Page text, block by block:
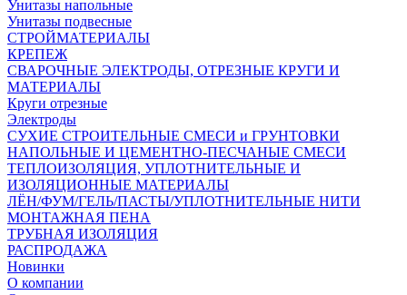
Унитазы напольные
Унитазы подвесные
СТРОЙМАТЕРИАЛЫ
КРЕПЕЖ
СВАРОЧНЫЕ ЭЛЕКТРОДЫ, ОТРЕЗНЫЕ КРУГИ И
МАТЕРИАЛЫ
Круги отрезные
Электроды
СУХИЕ СТРОИТЕЛЬНЫЕ СМЕСИ и ГРУНТОВКИ
НАПОЛЬНЫЕ И ЦЕМЕНТНО-ПЕСЧАНЫЕ СМЕСИ
ТЕПЛОИЗОЛЯЦИЯ, УПЛОТНИТЕЛЬНЫЕ И
ИЗОЛЯЦИОННЫЕ МАТЕРИАЛЫ
ЛЁН/ФУМ/ГЕЛЬ/ПАСТЫ/УПЛОТНИТЕЛЬНЫЕ НИТИ
МОНТАЖНАЯ ПЕНА
ТРУБНАЯ ИЗОЛЯЦИЯ
РАСПРОДАЖА
Новинки
О компании